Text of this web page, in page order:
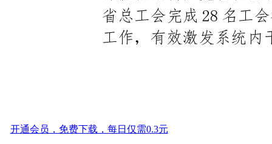
开通会员，免费下载，每日仅需0.3元